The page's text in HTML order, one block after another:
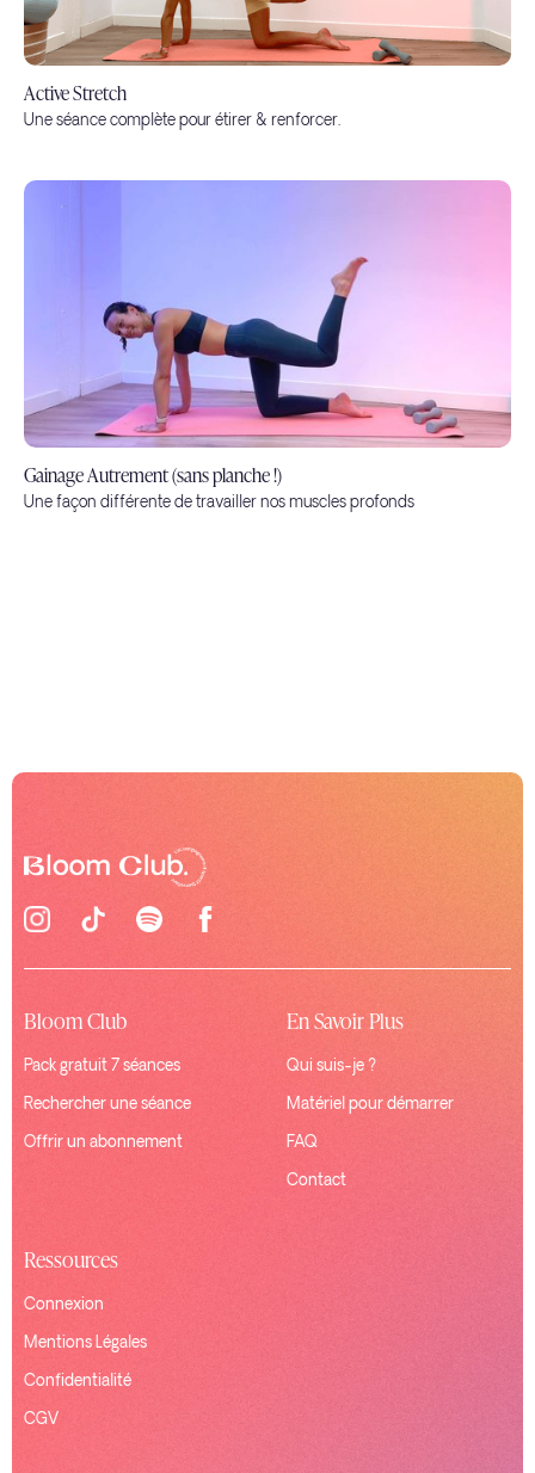
Active Stretch
Une séance complète pour étirer & renforcer.
Gainage Autrement (sans planche !)
Une façon différente de travailler nos muscles profonds
Bloom Club
Pack gratuit 7 séances
Rechercher une séance
Offrir un abonnement
En Savoir Plus
Qui suis-je ?
Matériel pour démarrer
FAQ
Contact
Ressources
Connexion
Mentions Légales
Confidentialité
CGV